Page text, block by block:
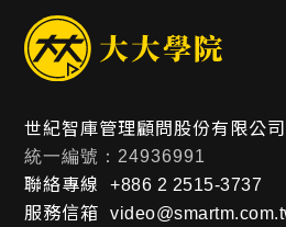
世紀智庫管理顧問股份有限公司
統一編號：24936991
聯絡專線 +886 2 2515-3737
服務信箱